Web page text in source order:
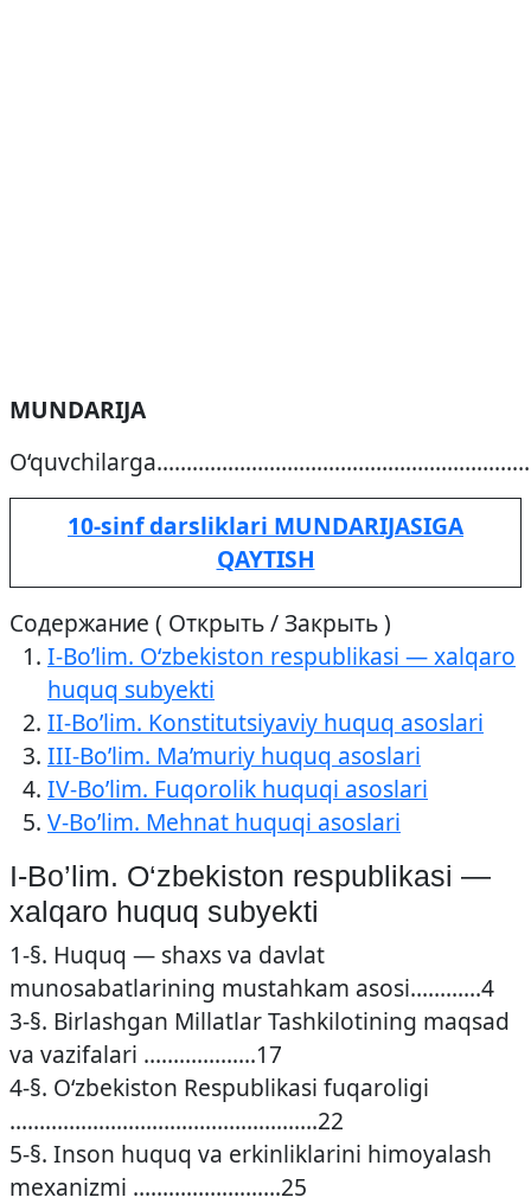
MUNDARIJA
10-sinf darsliklari MUNDARIJASIGA
QAYTISH
Содержание ( Открыть / Закрыть )
I-Bo’lim. O‘zbekiston respublikasi — xalqaro
huquq subyekti
II-Bo’lim. Konstitutsiyaviy huquq asoslari
III-Bo’lim. Ma’muriy huquq asoslari
IV-Bo’lim. Fuqorolik huquqi asoslari
V-Bo’lim. Mehnat huquqi asoslari
I-Bo’lim. O‘zbekiston respublikasi —
xalqaro huquq subyekti
1-§. Huquq — shaxs va davlat
munosabatlarining mustahkam asosi…………4
3-§. Birlashgan Millatlar Tashkilotining maqsad
va vazifalari ……………….17
4-§. O‘zbekiston Respublikasi fuqaroligi
…………………………………………….22
5-§. Inson huquq va erkinliklarini himoyalash
mexanizmi …………………….25